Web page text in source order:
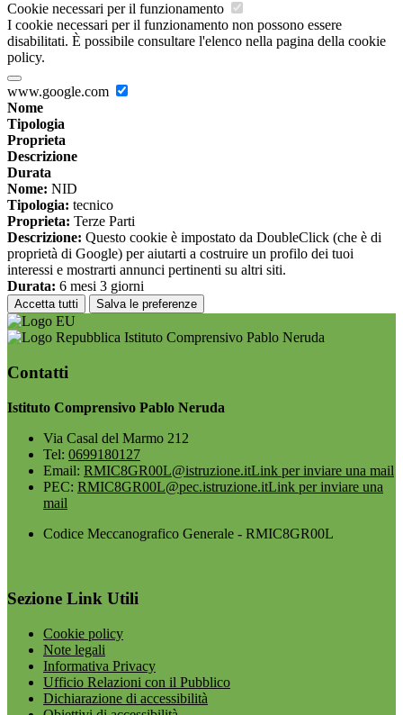
Cookie necessari per il funzionamento
I cookie necessari per il funzionamento non possono essere
disabilitati. È possibile consultare l'elenco nella pagina della cookie
policy.
www.google.com
Nome
Tipologia
Proprieta
Descrizione
Durata
Nome: NID
Tipologia: tecnico
Proprieta: Terze Parti
Descrizione: Questo cookie è impostato da DoubleClick (che è di
proprietà di Google) per aiutarti a costruire un profilo dei tuoi
interessi e mostrarti annunci pertinenti su altri siti.
Durata: 6 mesi 3 giorni
Accetta tutti Salva le preferenze
Istituto Comprensivo Pablo Neruda
Contatti
Istituto Comprensivo Pablo Neruda
Via Casal del Marmo 212
Tel: 0699180127
Email: RMIC8GR00L@istruzione.itLink per inviare una mail
PEC: RMIC8GR00L@pec.istruzione.itLink per inviare una
mail
Codice Meccanografico Generale - RMIC8GR00L
Sezione Link Utili
Cookie policy
Note legali
Informativa Privacy
Ufficio Relazioni con il Pubblico
Dichiarazione di accessibilità